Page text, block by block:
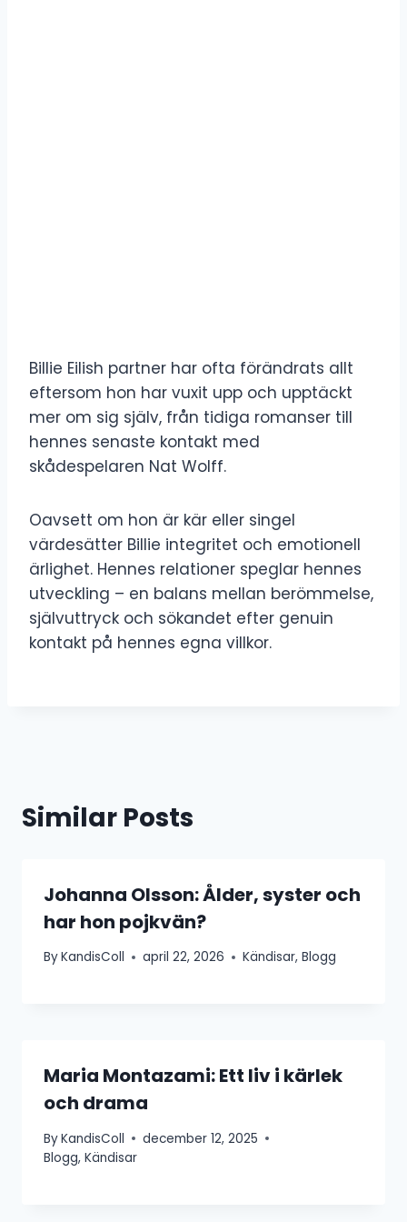
Billie Eilish partner har ofta förändrats allt
eftersom hon har vuxit upp och upptäckt
mer om sig själv, från tidiga romanser till
hennes senaste kontakt med
skådespelaren Nat Wolff.
Oavsett om hon är kär eller singel
värdesätter Billie integritet och emotionell
ärlighet. Hennes relationer speglar hennes
utveckling – en balans mellan berömmelse,
självuttryck och sökandet efter genuin
kontakt på hennes egna villkor.
Similar Posts
Johanna Olsson: Ålder, syster och
har hon pojkvän?
ByKandisColl april 22, 2026 Kändisar,Blogg
Maria Montazami: Ett liv i kärlek
och drama
ByKandisColl
december 12, 2025
Blogg, Kändisar